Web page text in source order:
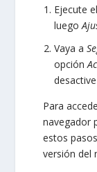
Ejecute
luego
Vaya a
opción
Para
navegador
estos
versión del